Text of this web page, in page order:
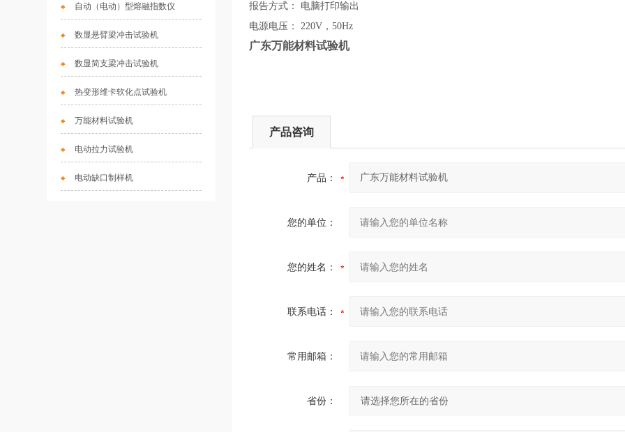
自动（电动）型熔融指数仪
数显悬臂梁冲击试验机
数显简支梁冲击试验机
热变形维卡软化点试验机
万能材料试验机
电动拉力试验机
电动缺口制样机
报告方式： 电脑打印输出
电源电压： 220V，50Hz
广东万能材料试验机
产品咨询
产品：
您的单位：
您的姓名：
联系电话：
常用邮箱：
省份：